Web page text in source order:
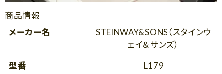
商品情報
メーカー名
STEINWAY&SONS（スタインウ
ェイ＆サンズ）
型番
L179